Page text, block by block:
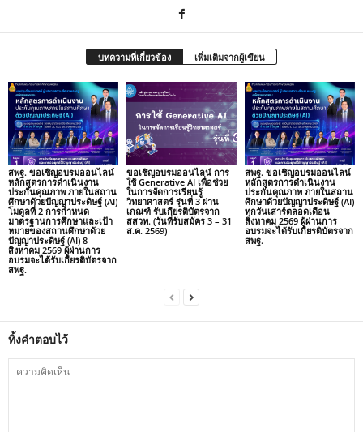
บทความที่เกี่ยวข้อง เพิ่มเติมจากผู้เขียน
สพฐ. ขอเชิญอบรมออนไลน์
หลักสูตรการดำเนินงาน
ประกันคุณภาพ ภายในสถาน
ศึกษาด้วยปัญญาประดิษฐ์ (AI)
โมดูลที่ 2 การกำหนด
มาตรฐานการศึกษาและเป้า
หมายของสถานศึกษาด้วย
ปัญญาประดิษฐ์ (AI) 8
สิงหาคม 2569 ผู้ผ่านการ
อบรมจะได้รับเกียรติบัตรจาก
สพฐ.
ขอเชิญอบรมออนไลน์ การ
ใช้ Generative AI เพื่อช่วย
ในการจัดการเรียนรู้
วิทยาศาสตร์ รุ่นที่ 3 ผ่าน
เกณฑ์ รับเกียรติบัตรจาก
สสวท. (วันที่รับสมัคร 3 – 31
ส.ค. 2569)
สพฐ. ขอเชิญอบรมออนไลน์
หลักสูตรการดำเนินงาน
ประกันคุณภาพ ภายในสถาน
ศึกษาด้วยปัญญาประดิษฐ์ (AI)
ทุกวันเสาร์ตลอดเดือน
สิงหาคม 2569 ผู้ผ่านการ
อบรมจะได้รับเกียรติบัตรจาก
สพฐ.
ทิ้งคำตอบไว้